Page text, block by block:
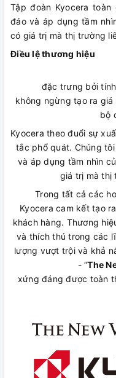
Tập đoàn Kyocera
đáo và áp dụng tầm
có giá trị mà thị trường
Điều lệ thương hiệu
đặc trưng bởi
không ngừng tạo ra
bộ
Kyocera theo đuổi sự
tắc phổ quát. Chúng
và áp dụng tầm nhìn
giá trị mà thị
Trong tất cả các
Kyocera cam kết tạo
khách hàng. Thương
và thích thú trong các
lượng vượt trội và khả
- “The
xứng đáng được toàn